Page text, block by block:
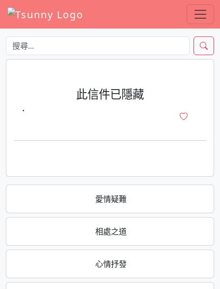
愛情疑難
相處之道
心情抒發
此信件已隱藏
·